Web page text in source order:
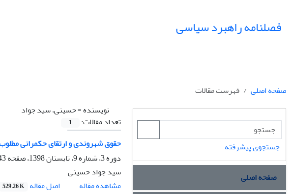
فصلنامه راهبرد سیاسی
صفحه اصلی
فهرست مقالات
نویسنده =حسینی، سید جواد
تعداد مقالات:
1
حقوق شهروندی و ارتقای حکمرانی
دوره 3، شماره 9، تابستان 1398، صفحه
سید جواد حسینی
مشاهده مقاله
اصل مقاله 529.26 K
جستجوی پیشرفته
صفحه اصلی